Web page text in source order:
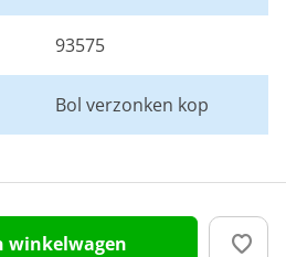
93575
Bol verzonken kop
winkelwagen